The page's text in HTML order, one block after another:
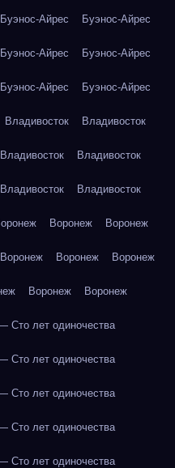
Буэнос-Айрес Буэнос-Айрес
Буэнос-Айрес Буэнос-Айрес
Буэнос-Айрес Буэнос-Айрес
Владивосток Владивосток
Владивосток Владивосток
Владивосток Владивосток
Воронеж Воронеж
Воронеж Воронеж Воронеж
Воронеж Воронеж
Сто лет одиночества
Сто лет одиночества
Сто лет одиночества
Сто лет одиночества
Сто лет одиночества